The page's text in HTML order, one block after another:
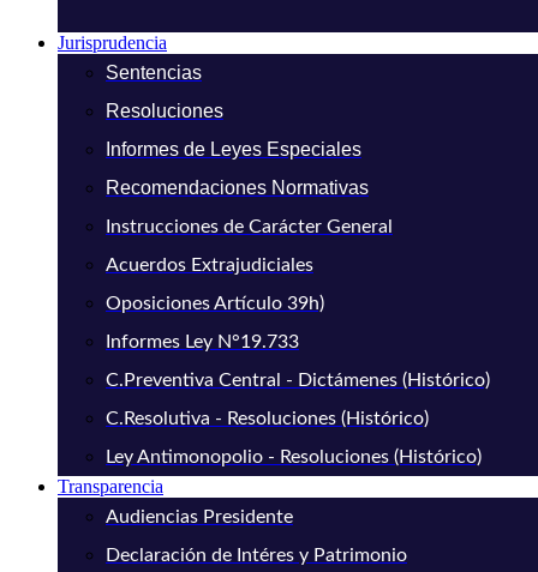
Jurisprudencia
Sentencias
Resoluciones
Informes de Leyes Especiales
Recomendaciones Normativas
Instrucciones de Carácter General
Acuerdos Extrajudiciales
Oposiciones Artículo 39h)
Informes Ley N°19.733
C.Preventiva Central - Dictámenes (Histórico)
C.Resolutiva - Resoluciones (Histórico)
Ley Antimonopolio - Resoluciones (Histórico)
Transparencia
Audiencias Presidente
Declaración de Intéres y Patrimonio